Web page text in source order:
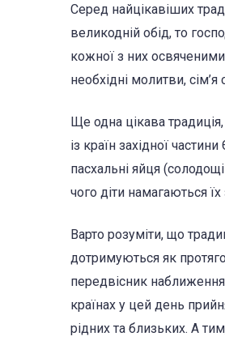
Серед найцікавіших
великодній обід, то
кожної з них освяченими
необхідні молитви, сім’я
Ще одна цікава
із країн західної
пасхальні яйця
чого діти намагаються їх
Варто розуміти, що
дотримуються як
передвісник
країнах у цей день
рідних та близьких. А